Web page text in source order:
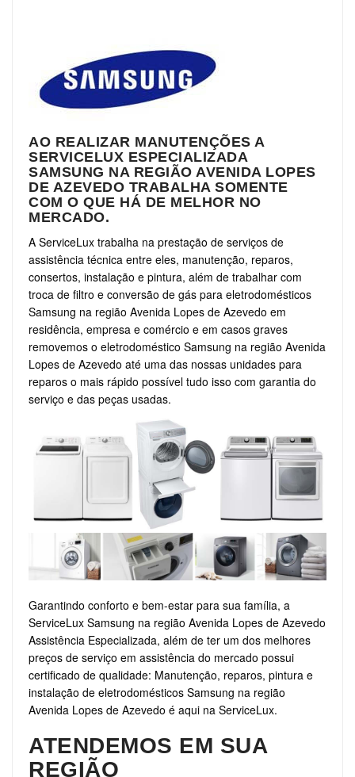
AO REALIZAR MANUTENÇÕES A
SERVICELUX ESPECIALIZADA
SAMSUNG NA REGIÃO AVENIDA LOPES
DE AZEVEDO TRABALHA SOMENTE
COM O QUE HÁ DE MELHOR NO
MERCADO.
A ServiceLux trabalha na prestação de serviços de
assistência técnica entre eles, manutenção, reparos,
consertos, instalação e pintura, além de trabalhar com
troca de filtro e conversão de gás para eletrodomésticos
Samsung na região Avenida Lopes de Azevedo em
residência, empresa e comércio e em casos graves
removemos o eletrodoméstico Samsung na região Avenida
Lopes de Azevedo até uma das nossas unidades para
reparos o mais rápido possível tudo isso com garantia do
serviço e das peças usadas.
Garantindo conforto e bem-estar para sua família, a
ServiceLux Samsung na região Avenida Lopes de Azevedo
Assistência Especializada, além de ter um dos melhores
preços de serviço em assistência do mercado possui
certificado de qualidade: Manutenção, reparos, pintura e
instalação de eletrodomésticos Samsung na região
Avenida Lopes de Azevedo é aqui na ServiceLux.
ATENDEMOS EM SUA
REGIÃO